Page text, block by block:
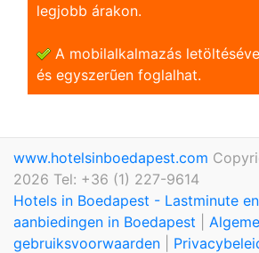
legjobb árakon.
A mobilalkalmazás
és egyszerũen foglalhat.
www.hotelsinboedapest.com
2026 Tel: +36 (1) 227-9614
Hotels in Boedapest - Lastminute
aanbiedingen in Boedapest
gebruiksvoorwaarden